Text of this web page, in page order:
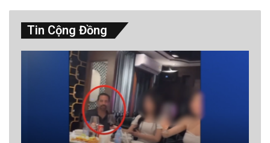
Tin Cộng Đồng